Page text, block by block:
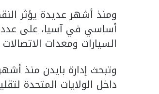
ومنذ أشهر عديدة يؤثر
أساسي في آسيا، على عدد
السيارات ومعدات
وتبحث إدارة بايدن منذ
داخل الولايات المتحدة